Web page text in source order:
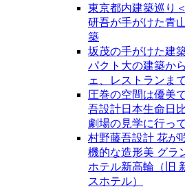
東京都内建築巡り
研吾が手がけた青
築
坂茂の手がけた建
パクト大の建築か
ェ、レストランま
圧巻の空間は優美
吾設計日本生命日
劇場の見学に行っ
村野藤吾設計 花が
機的な造形美 グラ
ホテル新高輪（旧
スホテル）